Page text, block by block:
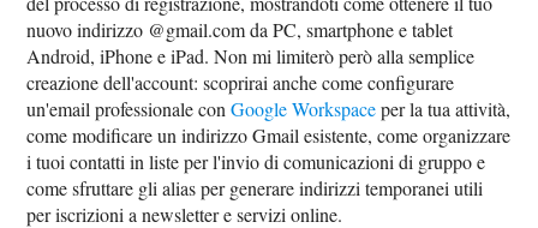
nuovo indirizzo @gmail.com da PC, smartphone e tablet
Android, iPhone e iPad. Non mi limiterò però alla semplice
creazione dell'account: scoprirai anche come configurare
un'email professionale conGoogle Workspaceper la tua attività,
come modificare un indirizzo Gmail esistente, come organizzare
i tuoi contatti in liste per l'invio di comunicazioni di gruppo e
come sfruttare gli alias per generare indirizzi temporanei utili
per iscrizioni a newsletter e servizi online.